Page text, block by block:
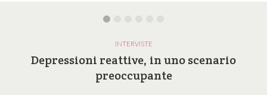
INTERVISTE
Depressioni reattive, in uno scenario
preoccupante